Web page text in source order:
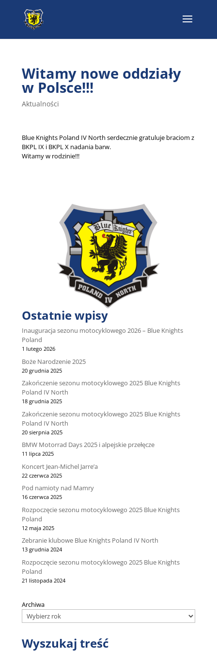
Witamy nowe oddziały
w Polsce!!!
Aktualności
Blue Knights Poland IV North serdecznie gratuluje braciom z
BKPL IX i BKPL X nadania barw.
Witamy w rodzinie!!!
Ostatnie wpisy
Inauguracja sezonu motocyklowego 2026 – Blue Knights
Poland
1 lutego 2026
Boże Narodzenie 2025
20 grudnia 2025
Zakończenie sezonu motocyklowego 2025 Blue Knights
Poland IV North
18 grudnia 2025
Zakończenie sezonu motocyklowego 2025 Blue Knights
Poland IV North
20 sierpnia 2025
BMW Motorrad Days 2025 i alpejskie przełęcze
11 lipca 2025
Koncert Jean-Michel Jarre’a
22 czerwca 2025
Pod namioty nad Mamry
16 czerwca 2025
Rozpoczęcie sezonu motocyklowego 2025 Blue Knights
Poland
12 maja 2025
Zebranie klubowe Blue Knights Poland IV North
13 grudnia 2024
Rozpoczęcie sezonu motocyklowego 2025 Blue Knights
Poland
21 listopada 2024
Archiwa
Wyszukaj treść